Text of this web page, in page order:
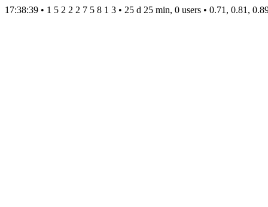
17:38:39 • 1 5 2 2 2 7 5 8 1 3 • 25 d 25 min, 0 users • 0.71, 0.81,